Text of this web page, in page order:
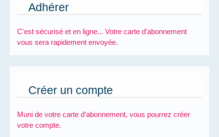
Adhérer
C'est sécurisé et en ligne... Votre carte d'abonnement
vous sera rapidement envoyée.
Créer un compte
Muni de votre carte d'abonnement, vous pourrez créer
votre compte.